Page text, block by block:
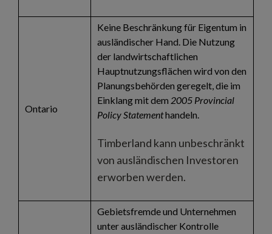
Ontario
Keine Beschränkung für Eigentum in
ausländischer Hand. Die Nutzung
der landwirtschaftlichen
Hauptnutzungsflächen wird von den
Planungsbehörden geregelt, die im
Einklang mit dem 2005 Provincial
Policy Statementhandeln.
Timberland kann unbeschränkt
von ausländischen Investoren
erworben werden.
Gebietsfremde und Unternehmen
unter ausländischer Kontrolle